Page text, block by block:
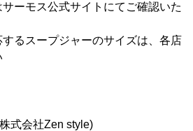
ーモス公式サイトにてご確認いた
るスープジャーのサイズは、各店
式会社Zen style)